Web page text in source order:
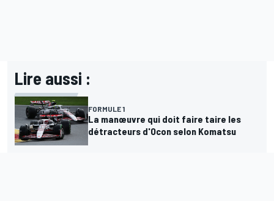
Lire aussi :
FORMULE 1
La manœuvre qui doit faire taire les
détracteurs d'Ocon selon Komatsu